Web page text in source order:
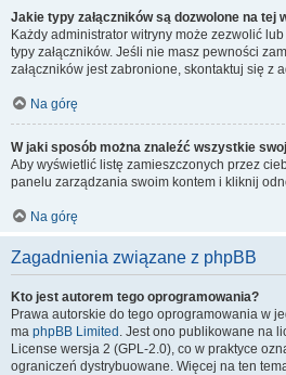
Jakie typy załączników są dozwolone na tej
Każdy administrator witryny może zezwolić
typy załączników. Jeśli nie masz pewności
załączników jest zabronione, skontaktuj się z
Na górę
W jaki sposób można znaleźć wszystkie
Aby wyświetlić listę zamieszczonych przez
panelu zarządzania swoim kontem i kliknij
Na górę
Zagadnienia związane z phpBB
Kto jest autorem tego oprogramowania?
Prawa autorskie do tego oprogramowania w
ma phpBB Limited . Jest ono publikowane na
License wersja 2 (GPL-2.0), co w praktyce
ograniczeń dystrybuowane. Więcej na ten